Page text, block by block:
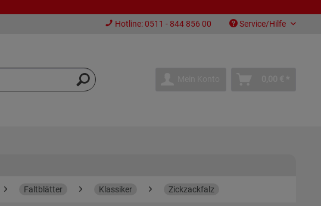
Hotline: 0511 - 844 856 00 Service/Hilfe
Faltblätter Klassiker Zickzackfalz